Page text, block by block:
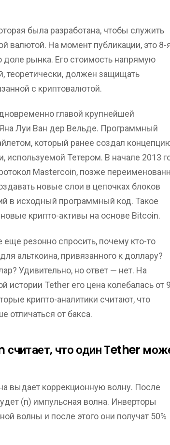
была разработана, чтобы служить
валютой. На момент публикации, это 8-
рынка. Его стоимость напрямую
теоретически, должен защищать
с криптовалютой.
главой крупнейшей
Луи Ван дер Вельде. Программный
который ранее создал
используемой Тетером. В начале 2013
Mastercoin, позже
новые слои в цепочках блоков
в исходный программный код. Такое
крипто-активы на основе Bitcoin.
резонно спросить, почему кто-то
альткоина, привязанного к доллару?
Удивительно, но ответ — нет. На
истории Tether его цена колебалась от
крипто-аналитики считают, что
отличаться от бакса.
что один Tether
выдает коррекционную волну. После
(n) импульсная волна. Инверторы
волны и после этого они получат 50%